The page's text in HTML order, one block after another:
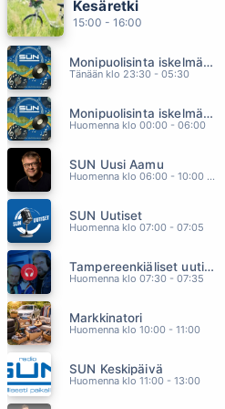
PULSSI
TUULIVIIRI
RAJATON SYDAN
TIIKERIN RAIDAT
Kesäretki
15:00 - 16:00
Monipuolisinta iskelmää ja parasta poppia
Tänään klo 23:30 - 05:30
Monipuolisinta iskelmää ja parasta poppia
Huomenna klo 00:00 - 06:00
SUN Uusi Aamu
Huomenna klo 06:00 - 10:00 - Studiossa: Kimmo Hoivassilta
SUN Uutiset
Huomenna klo 07:00 - 07:05
Tampereenkiäliset uutiset
Huomenna klo 07:30 - 07:35
Markkinatori
Huomenna klo 10:00 - 11:00
SUN Keskipäivä
Huomenna klo 11:00 - 13:00